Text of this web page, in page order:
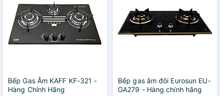
Bếp Gas Âm KAFF KF-321 -
Hàng Chính Hãng
Bếp gas âm đôi Eurosun EU-
GA279 - Hàng chính hãng